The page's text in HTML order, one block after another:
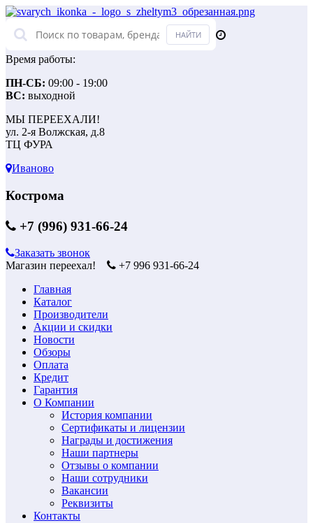
Время работы:
ПН-СБ: 09:00 - 19:00
ВС: выходной
МЫ ПЕРЕЕХАЛИ!
ул. 2-я Волжская, д.8
ТЦ ФУРА
Иваново
Кострома
+7 (996) 931-66-24
Заказать звонок
Магазин переехал!
+7 996 931-66-24
Главная
Каталог
Производители
Акции и скидки
Новости
Обзоры
Оплата
Кредит
Гарантия
О Компании
История компании
Сертификаты и лицензии
Награды и достижения
Наши партнеры
Отзывы о компании
Наши сотрудники
Вакансии
Реквизиты
Контакты